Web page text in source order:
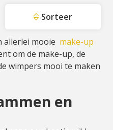
Sorteer
allerlei mooie make-up
om de make-up, de
wimpers mooi te maken
en